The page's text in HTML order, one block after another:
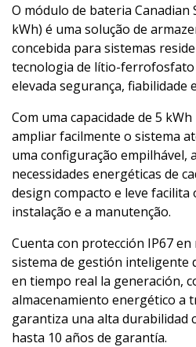
O módulo de bateria Canadian
kWh) é uma solução de
concebida para sistemas
tecnologia de lítio-ferrofosfato
elevada segurança, fiabilidade
Com uma capacidade de 5
ampliar facilmente o sistema
uma configuração empilhável,
necessidades energéticas de
design compacto e leve
instalação e a manutenção.
Cuenta con protección IP67
sistema de gestión
en tiempo real la generación,
almacenamiento energético a
garantiza una alta durabilidad
hasta 10 años de garantía.